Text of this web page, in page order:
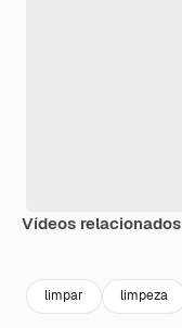
Vídeos relacionados
limpar limpeza